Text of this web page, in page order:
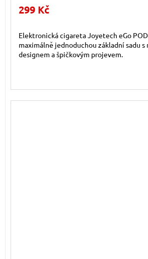
299 Kč
Elektronická cigareta Joyetech eGo
maximálně jednoduchou základní sadu
designem a špičkovým projevem.